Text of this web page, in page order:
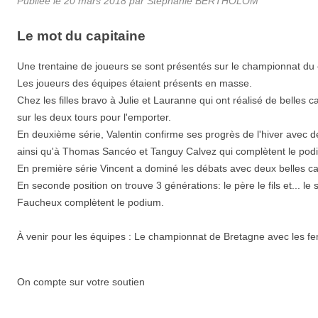
Le mot du capitaine
Une trentaine de joueurs se sont présentés sur le championnat
Les joueurs des équipes étaient présents en masse.
Chez les filles bravo à Julie et Lauranne qui ont réalisé de belles
sur les deux tours pour l'emporter.
En deuxième série, Valentin confirme ses progrès de l'hiver avec
ainsi qu'à Thomas Sancéo et Tanguy Calvez qui complètent le
En première série Vincent a dominé les débats avec deux belles
En seconde position on trouve 3 générations: le père le fils et...
Faucheux complètent le podium.
À venir pour les équipes : Le championnat de Bretagne avec les
On compte sur votre soutien